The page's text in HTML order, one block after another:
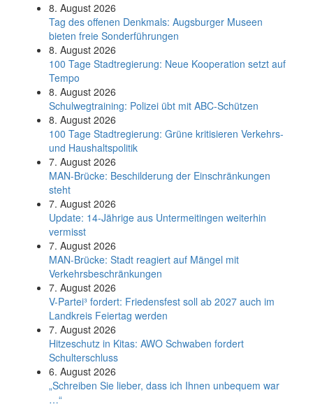
8. August 2026
Tag des offenen Denkmals: Augsburger Museen
bieten freie Sonderführungen
8. August 2026
100 Tage Stadtregierung: Neue Kooperation setzt auf
Tempo
8. August 2026
Schul­weg­trai­ning: Poli­zei übt mit ABC-Schüt­zen
8. August 2026
100 Tage Stadtregierung: Grüne kritisieren Verkehrs-
und Haushaltspolitik
7. August 2026
MAN-Brücke: Beschilderung der Einschränkungen
steht
7. August 2026
Update: 14-Jährige aus Untermeitingen weiterhin
vermisst
7. August 2026
MAN-Brücke: Stadt reagiert auf Mängel mit
Verkehrsbeschränkungen
7. August 2026
V-Partei­³ fordert: Friedens­fest soll ab 2027 auch im
Land­kreis Feier­tag werden
7. August 2026
Hitzeschutz in Kitas: AWO Schwaben fordert
Schulterschluss
6. August 2026
„Schreiben Sie lieber, dass ich Ihnen unbequem war
…“